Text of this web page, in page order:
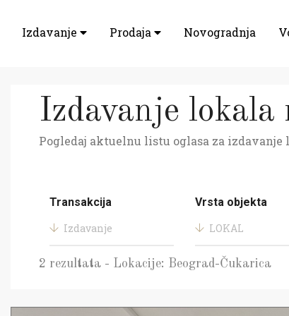
Izdavanje Prodaja Novogradnja
Izdavanje lokala
Pogledaj aktuelnu listu oglasa za
Transakcija
Izdavanje
Vrsta objekta
LOKAL
2 rezultata - Lokacije: Beograd-Čukarica